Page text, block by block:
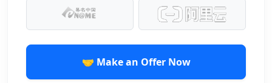
🤝 Make an Offer Now